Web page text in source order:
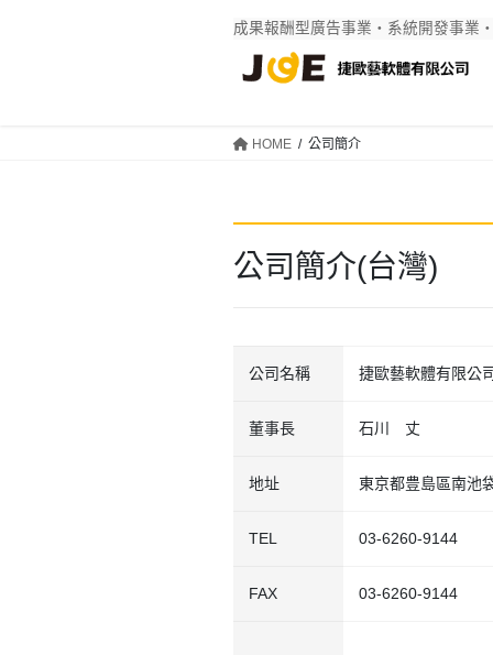
成果報酬型廣告事業・系統開發事業
HOME 公司簡介
公司簡介(台灣)
公司名稱 捷歐藝軟體有限公
董事長 石川 丈
地址 東京都豊島區南池
TEL 03-6260-9144
FAX 03-6260-9144